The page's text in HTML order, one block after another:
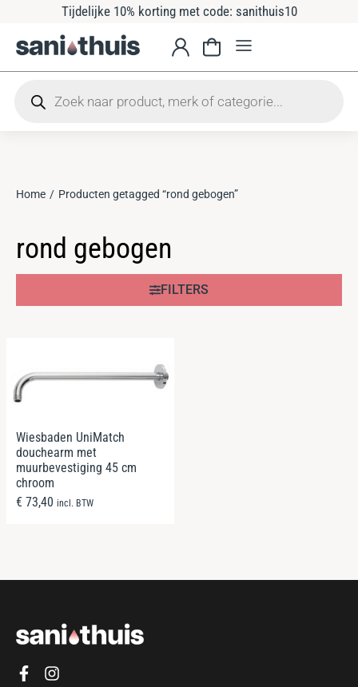
Tijdelijke 10% korting met code: sanithuis10
Je bent hier:
Home Producten getagged “rond gebogen”
rond gebogen
FILTERS
Wiesbaden UniMatch
douchearm met
muurbevestiging 45 cm
chroom
€ 73,40 incl. BTW